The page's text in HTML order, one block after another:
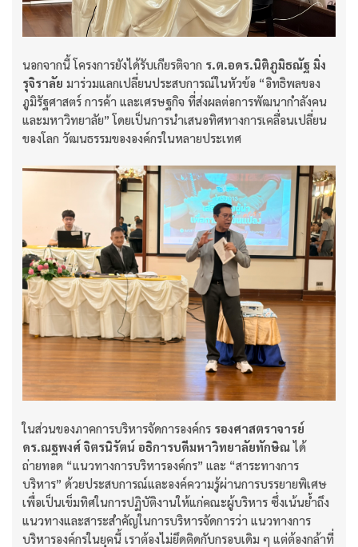
นอกจากนี้ โครงการยังได้รับเกียรติจาก ร.ต.อดร.นิติภูมิธณัฐ มิ่ง
รุจิราลัย มาร่วมแลกเปลี่ยนประสบการณ์ในหัวข้อ “อิทธิพลของ
ภูมิรัฐศาสตร์ การค้า และเศรษฐกิจ ที่ส่งผลต่อการพัฒนากำลังคน
และมหาวิทยาลัย” โดยเป็นการนำเสนอทิศทางการเคลื่อนเปลี่ยน
ของโลก วัฒนธรรมขององค์กรในหลายประเทศ
ในส่วนของภาคการบริหารจัดการองค์กร รองศาสตราจารย์
ดร.ณฐพงศ์ จิตรนิรัตน์ อธิการบดีมหาวิทยาลัยทักษิณได้
ถ่ายทอด “แนวทางการบริหารองค์กร” และ “สาระทางการ
บริหาร” ด้วยประสบการณ์และองค์ความรู้ผ่านการบรรยายพิเศษ
เพื่อเป็นเข็มทิศในการปฏิบัติงานให้แก่คณะผู้บริหาร ซึ่งเน้นย้ำถึง
แนวทางและสาระสำคัญในการบริหารจัดการว่า แนวทางการ
บริหารองค์กรในยุคนี้ เราต้องไม่ยึดติดกับกรอบเดิม ๆ แต่ต้องกล้าที่